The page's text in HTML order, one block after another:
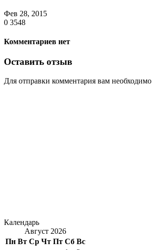
Фев 28, 2015
0 3548
Комментариев нет
Оставить отзыв
Для отправки комментария вам необходимо
Календарь
Август 2026
Пн Вт Ср Чт Пт Сб Вс